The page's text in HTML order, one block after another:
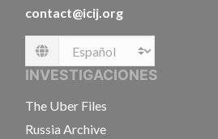
contact@icij.org
Language
INVESTIGACIONES
The Uber Files
Russia Archive